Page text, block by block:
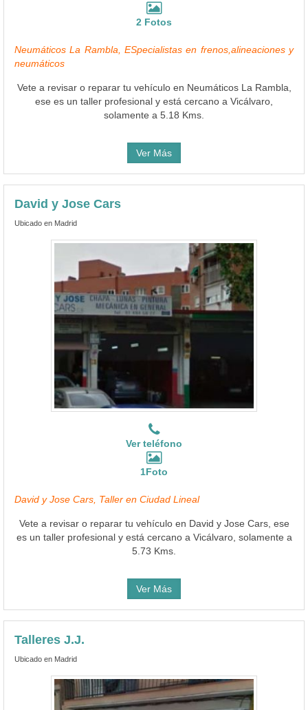
2 Fotos
Neumáticos La Rambla, ESpecialistas en frenos,alineaciones y
neumáticos
Vete a revisar o reparar tu vehículo en Neumáticos La Rambla,
ese es un taller profesional y está cercano a Vicálvaro,
solamente a 5.18 Kms.
Ver Más
David y Jose Cars
Ubicado en Madrid
Ver teléfono
1Foto
David y Jose Cars, Taller en Ciudad Lineal
Vete a revisar o reparar tu vehículo en David y Jose Cars, ese
es un taller profesional y está cercano a Vicálvaro, solamente a
5.73 Kms.
Ver Más
Talleres J.J.
Ubicado en Madrid